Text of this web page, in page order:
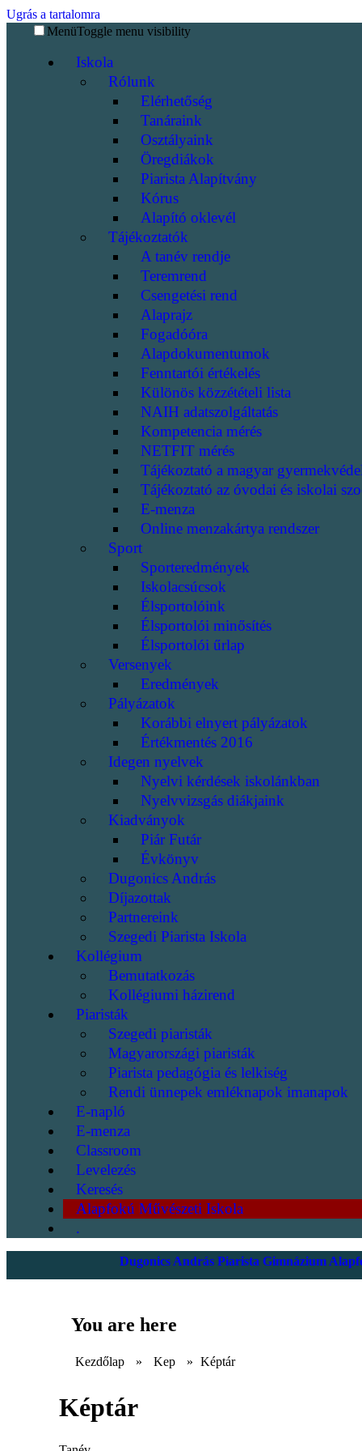
Ugrás a tartalomra
MenüToggle menu visibility
Iskola
Rólunk
Elérhetőség
Tanáraink
Osztályaink
Öregdiákok
Piarista Alapítvány
Kórus
Alapító oklevél
Tájékoztatók
A tanév rendje
Teremrend
Csengetési rend
Alaprajz
Fogadóóra
Alapdokumentumok
Fenntartói értékelés
Különös közzétételi lista
NAIH adatszolgáltatás
Kompetencia mérés
NETFIT mérés
Tájékoztató a magyar
Tájékoztató az óvodai és iskolai
E-menza
Online menzakártya rendszer
Sport
Sporteredmények
Iskolacsúcsok
Élsportolóink
Élsportolói minősítés
Élsportolói űrlap
Versenyek
Eredmények
Pályázatok
Korábbi elnyert pályázatok
Értékmentés 2016
Idegen nyelvek
Nyelvi kérdések iskolánkban
Nyelvvizsgás diákjaink
Kiadványok
Piár Futár
Évkönyv
Dugonics András
Díjazottak
Partnereink
Szegedi Piarista Iskola
Kollégium
Bemutatkozás
Kollégiumi házirend
Piaristák
Szegedi piaristák
Magyarországi piaristák
Piarista pedagógia és lelkiség
Rendi ünnepek emléknapok imanapok
E-napló
E-menza
Classroom
Levelezés
Keresés
Alapfokú Művészeti Iskola
.
Dugonics András Piarista Gimnázium
You are here
Kezdőlap » Kep » Képtár
Képtár